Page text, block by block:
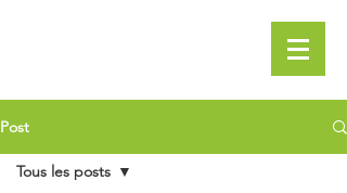
Post
Tous les posts